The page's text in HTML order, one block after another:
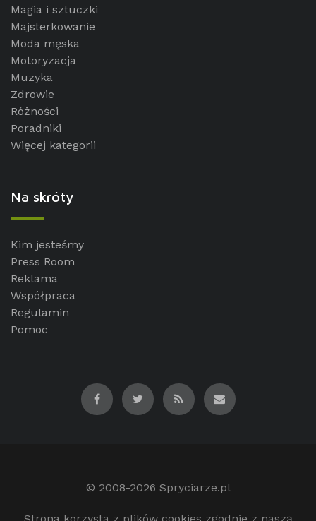
Magia i sztuczki
Majsterkowanie
Moda męska
Motoryzacja
Muzyka
Zdrowie
Różności
Poradniki
Więcej kategorii
Na skróty
Kim jesteśmy
Press Room
Reklama
Współpraca
Regulamin
Pomoc
© 2008-2026 Spryciarze.pl